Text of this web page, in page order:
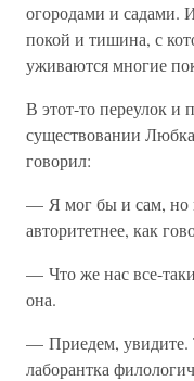
огородами и садами.
покой и тишина, с
уживаются многие
В этот-то переулок и
существовании
говорил:
— Я мог бы и сам, но
авторитетнее, как
— Что же нас все-
она.
— Приедем, увидите.
лаборантка